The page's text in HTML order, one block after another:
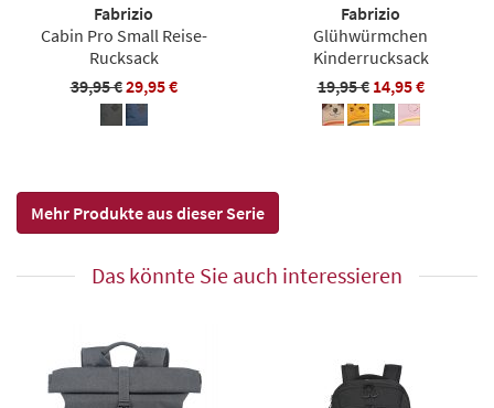
Fabrizio
Cabin Pro Small Reise-
Rucksack
39,95 €29,95 €
Fabrizio
Glühwürmchen
Kinderrucksack
19,95 € 14,95 €
Mehr Produkte aus dieser Serie
Das könnte Sie auch interessieren